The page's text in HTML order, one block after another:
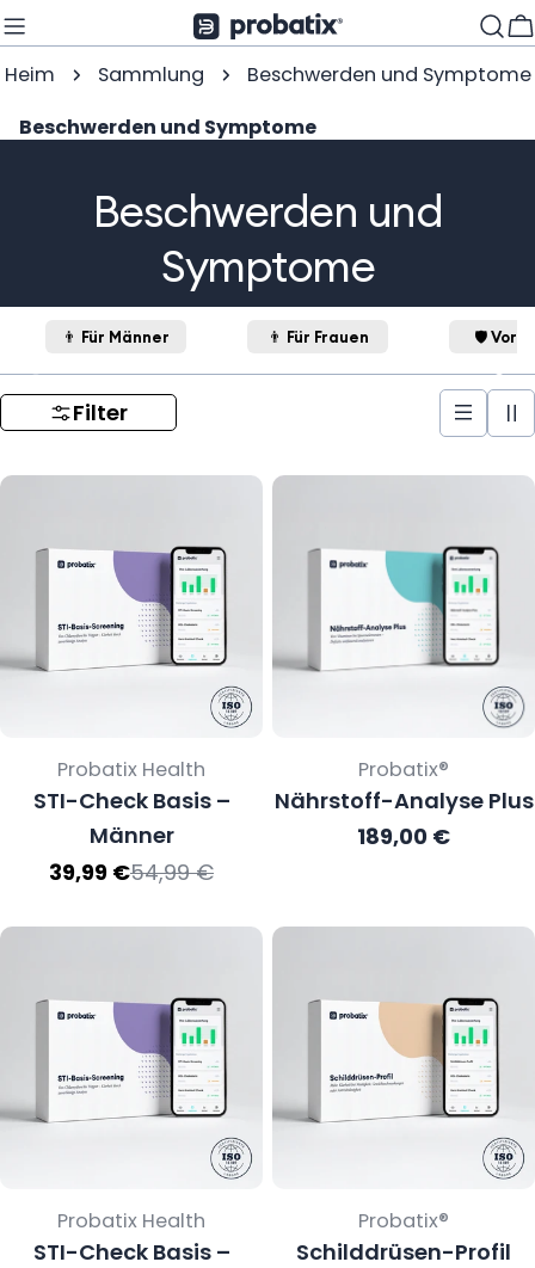
Zum
Inhalt
springen
Heim Sammlung
Beschwerden und Symptome
Beschwerden und Symptome
Beschwerden und
Symptome
👨 Für Männer 👨 Für Frauen 🛡️
Filter
Verkäufer:
Probatix Health
STI-Check Basis –
Männer
Verkaufspreis
39,99 €Regulärer
54,99 €
Verkäufer:
Probatix®
Nährstoff-Analyse Plus
Regulärer
189,00 €
Verkäufer:
Probatix Health
STI-Check Basis –
Verkäufer:
Probatix®
Schilddrüsen-Profil